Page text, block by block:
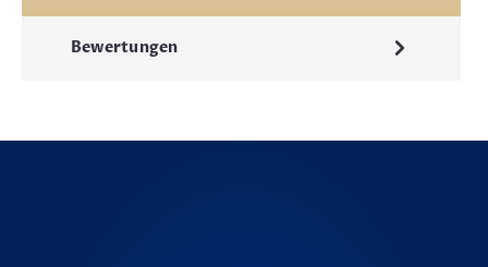
Bewertungen